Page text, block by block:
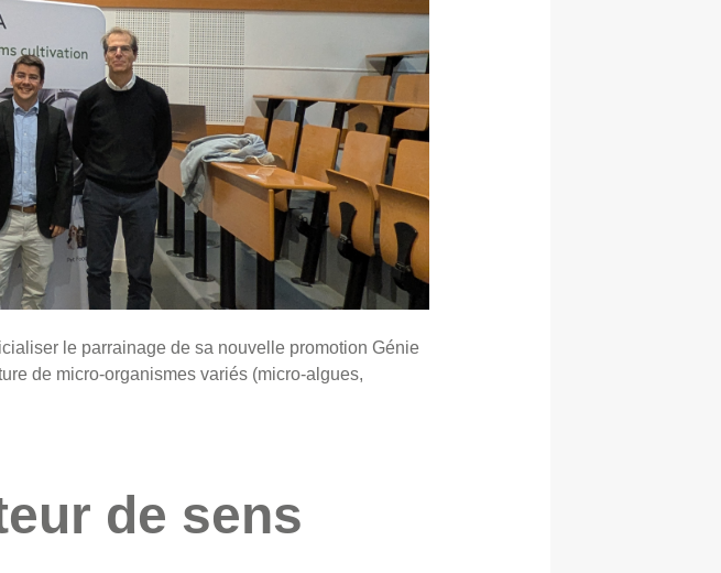
le parrainage de sa nouvelle promotion Génie
de micro-organismes variés (micro-algues,
de sens